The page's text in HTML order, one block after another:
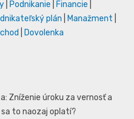
Podnikanie Financie
plán Manažment
Dovolenka
Zníženie úroku za vernosť a
to naozaj oplatí?